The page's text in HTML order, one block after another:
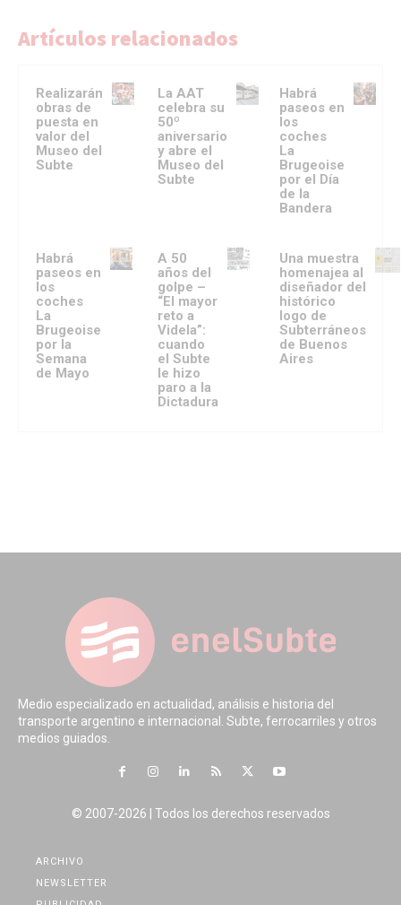
Artículos relacionados
Realizarán
obras de
puesta en
valor del
Museo del
Subte
La AAT
celebra su
50º
aniversario
y abre el
Museo del
Subte
Habrá
paseos en
los
coches
La
Brugeoise
por el Día
de la
Bandera
Habrá
paseos en
los
coches
La
Brugeoise
por la
Semana
de Mayo
A 50
años del
golpe –
“El mayor
reto a
Videla”:
cuando
el Subte
le hizo
paro a la
Dictadura
Una muestra
homenajea al
diseñador del
histórico
logo de
Subterráneos
de Buenos
Aires
Medio especializado en actualidad, análisis e historia del
transporte argentino e internacional. Subte, ferrocarriles y otros
medios guiados.
© 2007-2026 | Todos los derechos reservados
ARCHIVO
NEWSLETTER